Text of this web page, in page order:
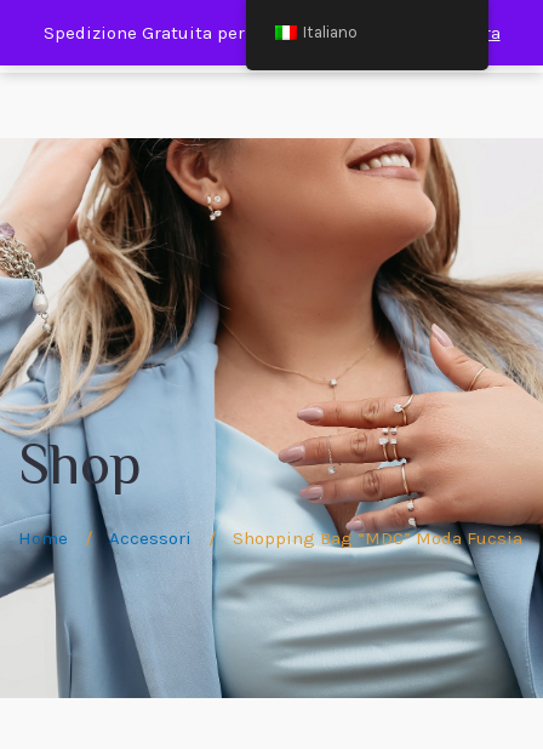
Spedizione Gratuita per Spesa Minima €120,00 Ignora
Shop
Home / Accessori / Shopping Bag “MDC” Moda Fucsia
Italiano